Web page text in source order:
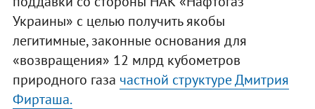
Украины» с целью получить якобы
легитимные, законные основания для
«возвращения» 12 млрд кубометров
природного газа частной структуре Дмитрия
Фирташа.